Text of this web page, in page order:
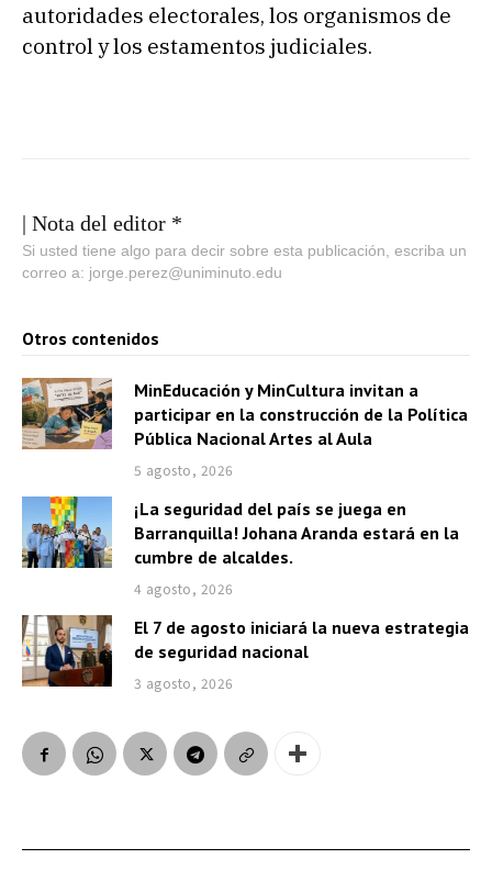
autoridades electorales, los organismos de
control y los estamentos judiciales.
| Nota del editor *
Si usted tiene algo para decir sobre esta publicación, escriba un
correo a: jorge.perez@uniminuto.edu
Otros contenidos
MinEducación y MinCultura invitan a
participar en la construcción de la Política
Pública Nacional Artes al Aula
5 agosto, 2026
¡La seguridad del país se juega en
Barranquilla! Johana Aranda estará en la
cumbre de alcaldes.
4 agosto, 2026
El 7 de agosto iniciará la nueva estrategia
de seguridad nacional
3 agosto, 2026